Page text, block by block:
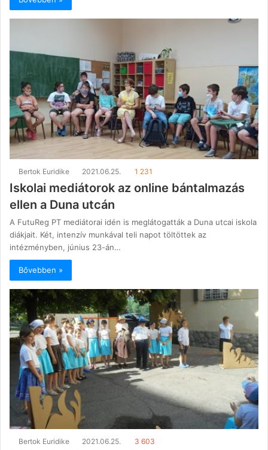
Bertok Euridike 2021.06.25. 1 231
Iskolai mediátorok az online bántalmazás
ellen a Duna utcán
A FutuReg PT mediátorai idén is meglátogatták a Duna utcai iskola
diákjait. Két, intenzív munkával teli napot töltöttek az
intézményben, június 23-án…
Bővebben »
Bertok Euridike 2021.06.25. 3 603